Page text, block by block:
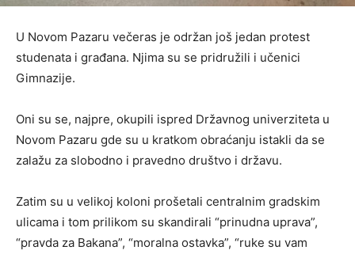
U Novom Pazaru večeras je održan još jedan protest
studenata i građana. Njima su se pridružili i učenici
Gimnazije.
Oni su se, najpre, okupili ispred Državnog univerziteta u
Novom Pazaru gde su u kratkom obraćanju istakli da se
zalažu za slobodno i pravedno društvo i državu.
Zatim su u velikoj koloni prošetali centralnim gradskim
ulicama i tom prilikom su skandirali “prinudna uprava”,
“pravda za Bakana”, “moralna ostavka”, “ruke su vam